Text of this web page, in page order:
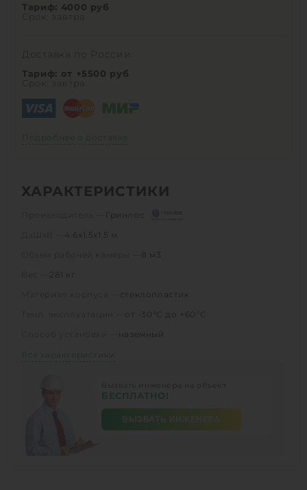
Тариф: 4000 руб
Срок: завтра
Доставка по России:
Тариф: от +5500 руб
Срок: завтра
Подробнее о доставке
ХАРАКТЕРИСТИКИ
Гринлос
4.6х1.5х1.5 м
8 м3
281 кг
стеклопластик
от -30°C до +60°C
наземный
Все характеристики
БЕСПЛАТНО!